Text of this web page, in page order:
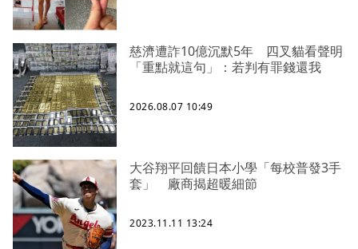
慈濟遭詐10億沉默5年 四叉貓看聲明
「重點就這句」：若判有罪錢還我
2026.08.07 10:49
大谷翔平回饋日本小學「每校普發3手
套」 廠商揭超暖細節
2023.11.11 13:24